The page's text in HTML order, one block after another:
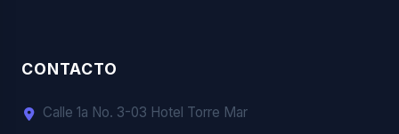
CONTACTO
Calle 1a No. 3-03 Hotel Torre Mar